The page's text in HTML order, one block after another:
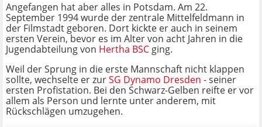
Angefangen hat aber alles in Potsdam. Am 22.
September 1994 wurde der zentrale Mittelfeldmann in
der Filmstadt geboren. Dort kickte er auch in seinem
ersten Verein, bevor es im Alter von acht Jahren in die
Jugendabteilung von Hertha BSC ging.
Weil der Sprung in die erste Mannschaft nicht klappen
sollte, wechselte er zurSG Dynamo Dresden - seiner
ersten Profistation. Bei den Schwarz-Gelben reifte er vor
allem als Person und lernte unter anderem, mit
Rückschlägen umzugehen.